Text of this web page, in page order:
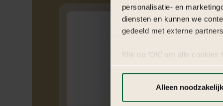
personalisatie- en
diensten en kunnen we
gedeeld met externe
Klik op ‘OK’ om alle
Alleen